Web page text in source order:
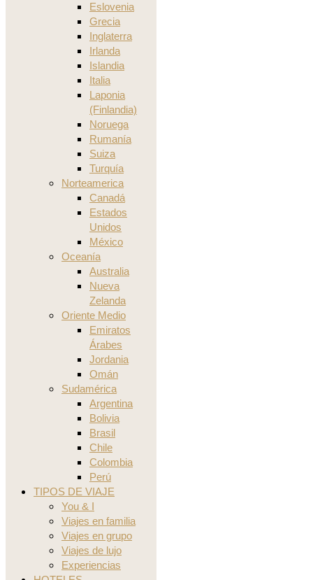
Eslovenia
Grecia
Inglaterra
Irlanda
Islandia
Italia
Laponia
(Finlandia)
Noruega
Rumanía
Suiza
Turquía
Norteamerica
Canadá
Estados
Unidos
México
Oceanía
Australia
Nueva
Zelanda
Oriente Medio
Emiratos
Árabes
Jordania
Omán
Sudamérica
Argentina
Bolivia
Brasil
Chile
Colombia
Perú
TIPOS DE VIAJE
You & I
Viajes en familia
Viajes en grupo
Viajes de lujo
Experiencias